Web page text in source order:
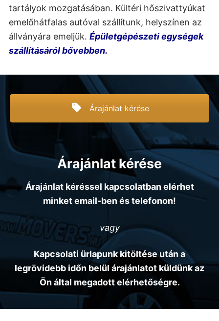
tartályok mozgatásában. Kültéri hőszivattyúkat
emelőhátfalas autóval szállítunk, helyszínen az
állványára emeljük. Épületgépészeti egységek
szállításáról bővebben.
Árajánlat kérése
Árajánlat kérése
Árajánlat kéréssel kapcsolatban elérhet
minket email-ben és telefonon!
vagy
Kapcsolati ürlapunk kitöltése után a
legrövidebb időn belül árajánlatot küldünk az
Ön által megadott elérhetőségre.